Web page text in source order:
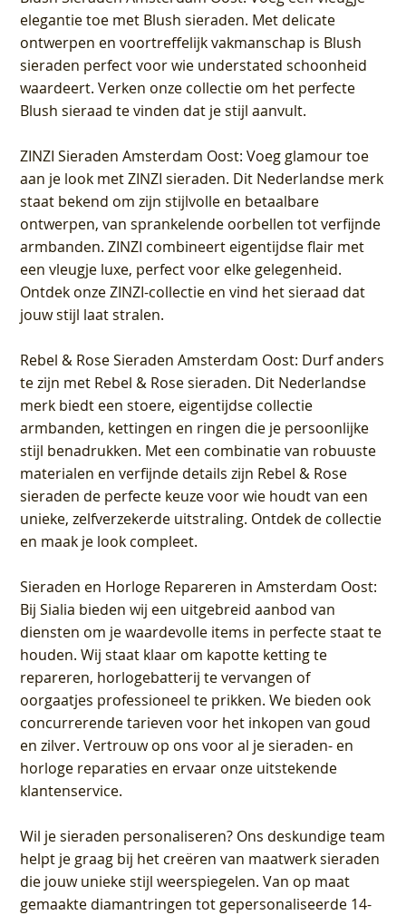
elegantie toe met Blush sieraden. Met delicate
ontwerpen en voortreffelijk vakmanschap is Blush
sieraden perfect voor wie understated schoonheid
waardeert. Verken onze collectie om het perfecte
Blush sieraad te vinden dat je stijl aanvult.
ZINZI Sieraden Amsterdam Oost: Voeg glamour toe
aan je look met ZINZI sieraden. Dit Nederlandse merk
staat bekend om zijn stijlvolle en betaalbare
ontwerpen, van sprankelende oorbellen tot verfijnde
armbanden. ZINZI combineert eigentijdse flair met
een vleugje luxe, perfect voor elke gelegenheid.
Ontdek onze ZINZI-collectie en vind het sieraad dat
jouw stijl laat stralen.
Rebel & Rose Sieraden Amsterdam Oost: Durf anders
te zijn met Rebel & Rose sieraden. Dit Nederlandse
merk biedt een stoere, eigentijdse collectie
armbanden, kettingen en ringen die je persoonlijke
stijl benadrukken. Met een combinatie van robuuste
materialen en verfijnde details zijn Rebel & Rose
sieraden de perfecte keuze voor wie houdt van een
unieke, zelfverzekerde uitstraling. Ontdek de collectie
en maak je look compleet.
Sieraden en Horloge Repareren in Amsterdam Oost:
Bij Sialia bieden wij een uitgebreid aanbod van
diensten om je waardevolle items in perfecte staat te
houden. Wij staat klaar om kapotte ketting te
repareren, horlogebatterij te vervangen of
oorgaatjes professioneel te prikken. We bieden ook
concurrerende tarieven voor het inkopen van goud
en zilver. Vertrouw op ons voor al je sieraden- en
horloge reparaties en ervaar onze uitstekende
klantenservice.
Wil je sieraden personaliseren? Ons deskundige team
helpt je graag bij het creëren van maatwerk sieraden
die jouw unieke stijl weerspiegelen. Van op maat
gemaakte diamantringen tot gepersonaliseerde 14-